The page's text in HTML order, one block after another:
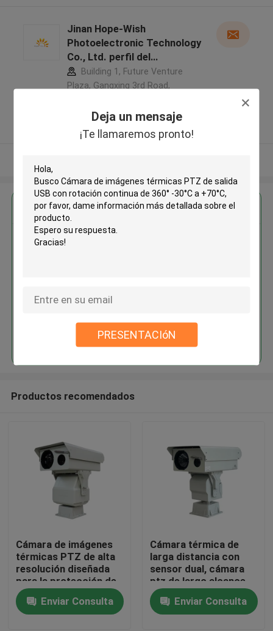
Deja un mensaje
¡Te llamaremos pronto!
PRESENTACIóN
En casa.
Productos
Jinan Hope-Wish
Photoelectronic Technology
Co., Ltd. perfil del
fabricante
Building 1, Future Venture
Plaza, Gangxing 3rd Road,
5.0
Proveedor verificado
Obtenga el mejor precio por
Continuar
Productos recomendados
Cámara de imágenes
térmicas PTZ de alta
resolución diseñada
para la protección de
infraestructuras
críticas y el monitoreo
de procesos
Enviar Consulta
Cámara térmica de
larga distancia con
sensor dual, cámara
ptz de largo alcance,
cámara de seguridad
de largo alcance
Enviar Consulta